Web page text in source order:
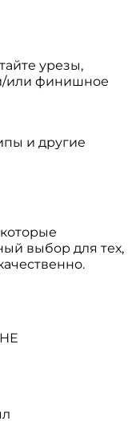
урезы,
или финишное
и другие
выбор для тех,